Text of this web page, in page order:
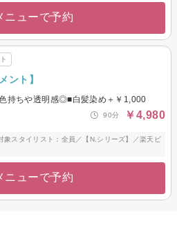
ニューで予約
ント】
持ちや透明感◎■白髪染め＋￥1,000
90分 ￥4,980
象スタイリスト：全員／【N.シリーズ】／楽天ビ
ニューで予約